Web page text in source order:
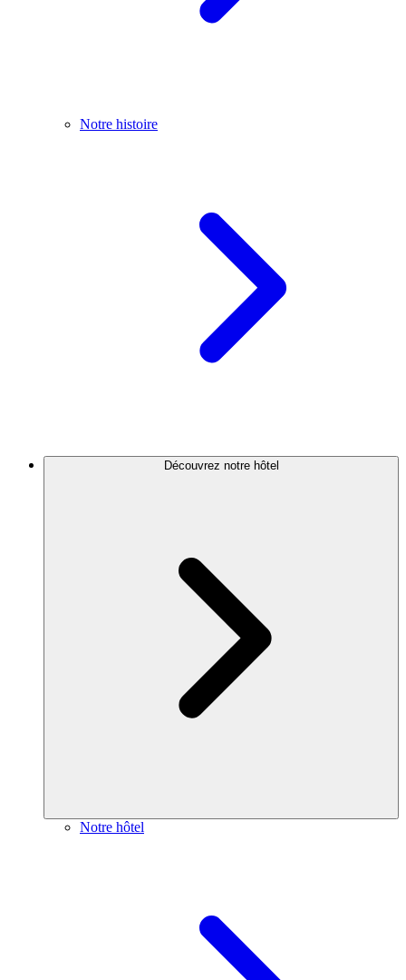
Notre histoire
Découvrez notre hôtel
Notre hôtel